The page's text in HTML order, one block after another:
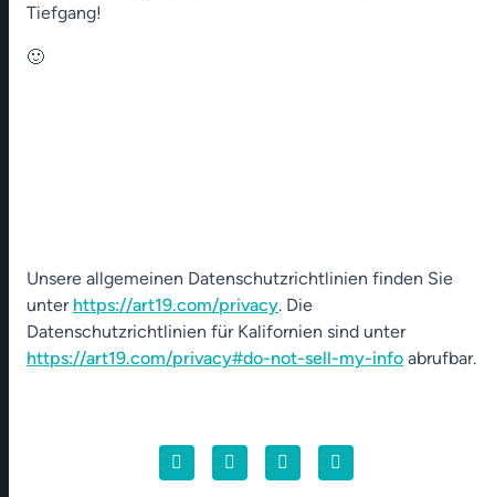
Tiefgang!
🙂
Unsere allgemeinen Datenschutzrichtlinien finden Sie
unter https://art19.com/privacy. Die
Datenschutzrichtlinien für Kalifornien sind unter
https://art19.com/privacy#do-not-sell-my-info abrufbar.